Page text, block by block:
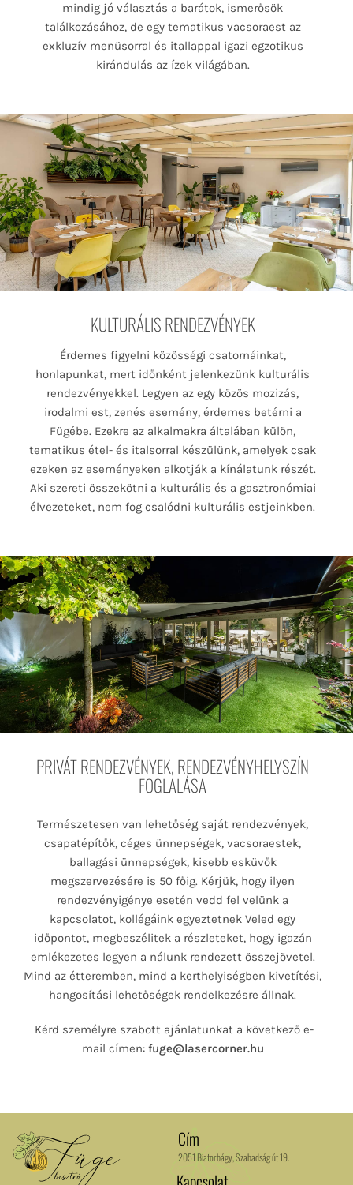
mindig jó választás a barátok, ismerősök
találkozásához, de egy tematikus vacsoraest az
exkluzív menüsorral és itallappal igazi egzotikus
kirándulás az ízek világában.
KULTURÁLIS RENDEZVÉNYEK
Érdemes figyelni közösségi csatornáinkat,
honlapunkat, mert időnként jelenkezünk kulturális
rendezvényekkel. Legyen az egy közös mozizás,
irodalmi est, zenés esemény, érdemes betérni a
Fügébe. Ezekre az alkalmakra általában külön,
tematikus étel- és italsorral készülünk, amelyek csak
ezeken az eseményeken alkotják a kínálatunk részét.
Aki szereti összekötni a kulturális és a gasztronómiai
élvezeteket, nem fog csalódni kulturális estjeinkben.
PRIVÁT RENDEZVÉNYEK, RENDEZVÉNYHELYSZÍN
FOGLALÁSA
Természetesen van lehetőség saját rendezvények,
csapatépítők, céges ünnepségek, vacsoraestek,
ballagási ünnepségek, kisebb esküvők
megszervezésére is 50 főig. Kérjük, hogy ilyen
rendezvényigénye esetén vedd fel velünk a
kapcsolatot, kollégáink egyeztetnek Veled egy
időpontot, megbeszélitek a részleteket, hogy igazán
emlékezetes legyen a nálunk rendezett összejövetel.
Mind az étteremben, mind a kerthelyiségben kivetítési,
hangosítási lehetőségek rendelkezésre állnak.
Kérd személyre szabott ajánlatunkat a következő e-
mail címen: fuge@lasercorner.hu
Cím
2051 Biatorbágy, Szabadság út 19.